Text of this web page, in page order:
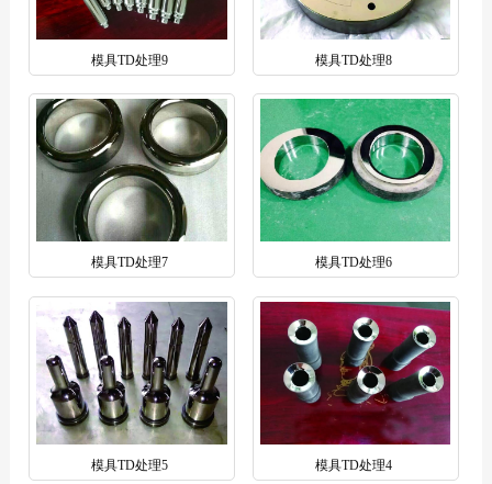
模具TD处理9 模具TD处理8
模具TD处理7 模具TD处理6
模具TD处理5 模具TD处理4